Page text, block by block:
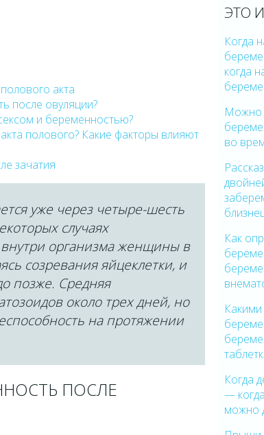
акта
после овуляции?
и беременностью?
полового? Какие факторы влияют
зачатия
уже через четыре-шесть
случаях
внутри организма женщины в
созревания яйцеклетки, и
позже. Средняя
около трех дней, но
на протяжении
ПОСЛЕ
ЭТО
Когда
когда
Можно
во
Как
Когда
—
можно